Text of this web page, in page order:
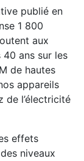
publié en
1 800
aux
40 ans sur les
de hautes
appareils
de l’électricité
effets
niveaux